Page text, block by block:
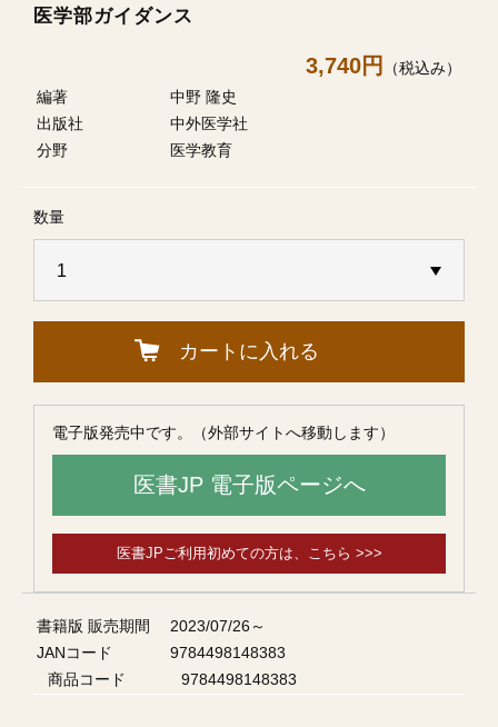
医学部ガイダンス
3,740円
（税込み）
編著
中野 隆史
出版社
中外医学社
分野
医学教育
数量
カートに入れる
電子版発売中です。（外部サイトへ移動します）
医書JP 電子版ページへ
医書JPご利用初めての方は、こちら >>>
書籍版 販売期間
2023/07/26～
JANコード
9784498148383
商品コード
9784498148383